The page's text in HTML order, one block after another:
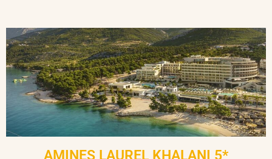
AMINES LAUREL KHALANI 5*